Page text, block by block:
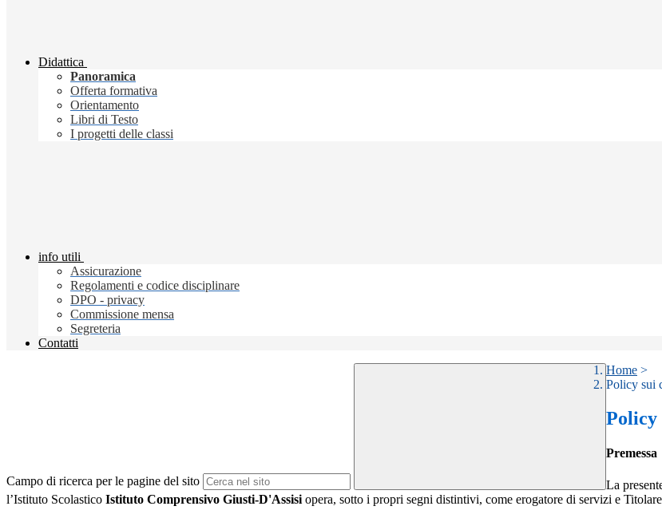
Didattica
Panoramica
Offerta formativa
Orientamento
Libri di Testo
I progetti delle classi
info utili
Assicurazione
Regolamenti e codice disciplinare
DPO - privacy
Commissione mensa
Segreteria
Contatti
Campo di ricerca per le pagine del sito
Home >
Policy sui
Policy
Premessa
La
l’Istituto Scolastico Istituto Comprensivo Giusti-D'Assisi opera, sotto i propri segni distintivi, come erogatore di servizi e